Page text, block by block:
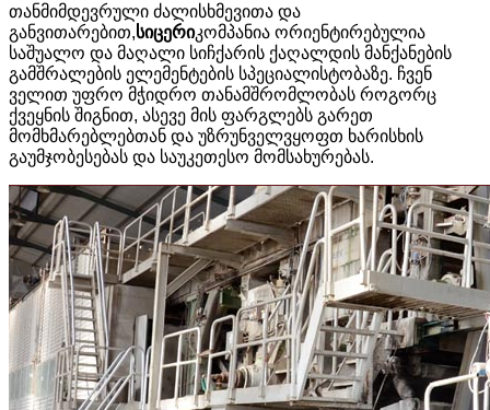
თანმიმდევრული ძალისხმევითა და
განვითარებით,სიცერიკომპანია ორიენტირებულია
საშუალო და მაღალი სიჩქარის ქაღალდის მანქანების
გამშრალების ელემენტების სპეციალისტობაზე. ჩვენ
ველით უფრო მჭიდრო თანამშრომლობას როგორც
ქვეყნის შიგნით, ასევე მის ფარგლებს გარეთ
მომხმარებლებთან და უზრუნველვყოფთ ხარისხის
გაუმჯობესებას და საუკეთესო მომსახურებას.